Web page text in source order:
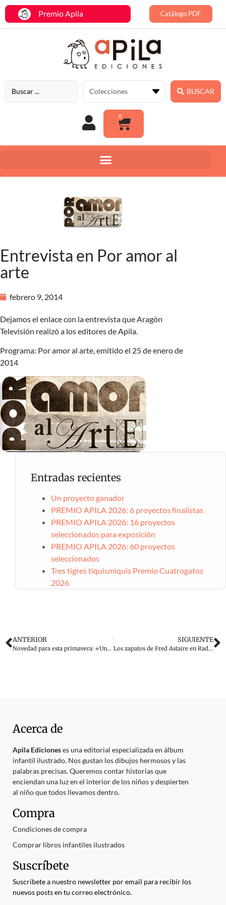
Premio Apila Catálogo PDF
BUSCAR
0
Entrevista en Por amor al
arte
febrero 9, 2014
Dejamos el enlace con la entrevista que Aragón
Televisión realizó a los editores de Apila.
Programa: Por amor al arte, emitido el 25 de enero de
2014
Entradas recientes
Un proyecto ganador
PREMIO APILA 2026: 6 proyectos finalistas
PREMIO APILA 2026: 16 proyectos
seleccionados para exposición
PREMIO APILA 2026: 60 proyectos
seleccionados
Tres tigres tiquismiquis Premio Cuatrogatos
2026
ANTERIOR
Novedad para esta primavera: «Un viaje en nube»
SIGUIENTE
Los zapatos de Fred Astaire en Radio 5
Acerca de
Apila Edicioneses una editorial especializada en álbum
infantil ilustrado. Nos gustan los dibujos hermosos y las
palabras precisas. Queremos contar historias que
enciendan una luz en el interior de los niños y despierten
al niño que todos llevamos dentro.
Compra
Condiciones de compra
Comprar libros infantiles ilustrados
Suscríbete
Suscríbete a nuestro newsletter por email para recibir los
nuevos posts en tu correo electrónico.